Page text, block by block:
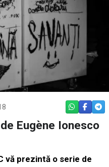
WHATSAPP
Eugène Ionesco
vă prezintă o serie de